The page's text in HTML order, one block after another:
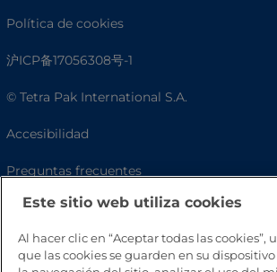
Política de cookies
沪ICP备17056308号-1
© Tetra Pak International S.A.
Accesibilidad
Preguntas frecuentes
Este sitio web utiliza cookies
Al hacer clic en “Aceptar todas las cookies”,
que las cookies se guarden en su